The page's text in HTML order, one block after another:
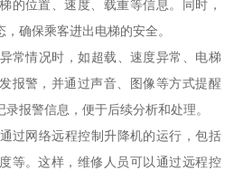
的位置、速度、载重等信息。同时，
确保乘客进出电梯的安全。
常情况时，如超载、速度异常、电梯
报警，并通过声音、图像等方式提醒
报警信息，便于后续分析和处理。
过网络远程控制升降机的运行，包括
等。这样，维修人员可以通过远程控